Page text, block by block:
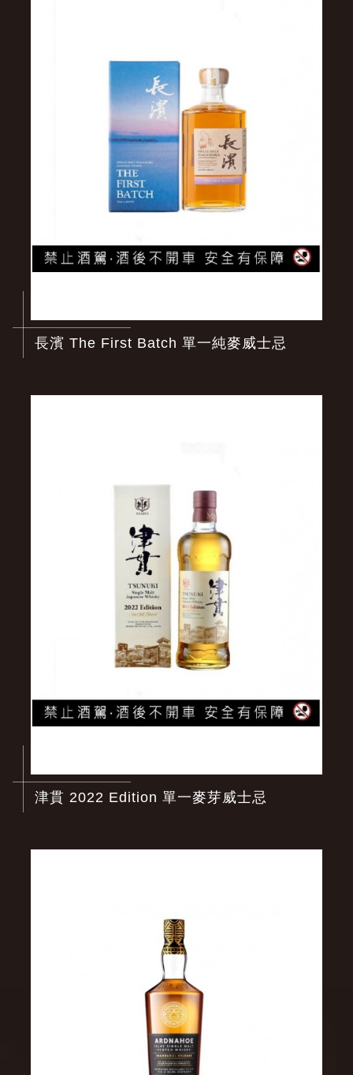
長濱 The First Batch 單一純麥威士忌
津貫 2022 Edition 單一麥芽威士忌